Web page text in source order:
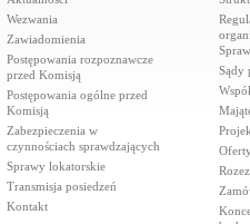
Wezwania
Zawiadomienia
Postępowania rozpoznawcze
przed Komisją
Postępowania ogólne przed
Komisją
Zabezpieczenia w
czynnościach sprawdzających
Sprawy lokatorskie
Transmisja posiedzeń
Kontakt
Sądy